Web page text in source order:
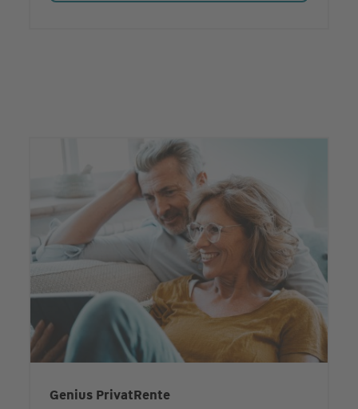
Genius PrivatRente